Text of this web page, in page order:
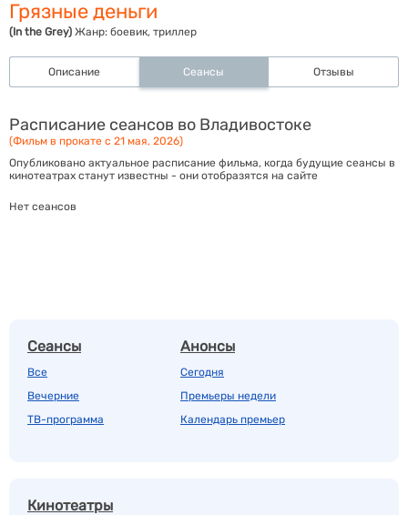
Грязные деньги
(In the Grey) Жанр: боевик, триллер
Описание Сеансы Отзывы
Расписание сеансов во Владивостоке
(Фильм в прокате с 21 мая, 2026)
Опубликовано актуальное расписание фильма, когда будущие сеансы в
кинотеатрах станут известны - они отобразятся на сайте
Нет сеансов
Сеансы
Все
Вечерние
ТВ-программа
Анонсы
Сегодня
Премьеры недели
Календарь премьер
Кинотеатры